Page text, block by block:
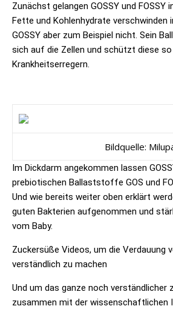
Zunächst gelangen GOSSY und FOSSY
Fette und Kohlenhydrate verschwinden
GOSSY aber zum Beispiel nicht. Sein
sich auf die Zellen und schützt diese
Krankheitserregern.
Bildquelle:
Im Dickdarm angekommen lassen
prebiotischen Ballaststoffe GOS und
Und wie bereits weiter oben erklärt
guten Bakterien aufgenommen und
vom Baby.
Zuckersüße Videos, um die Verdauung
verständlich zu machen
Und um das ganze noch verständlicher
zusammen mit der wissenschaftlichen